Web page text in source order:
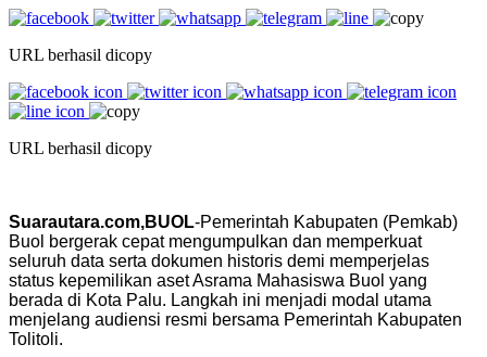
URL berhasil dicopy
URL berhasil dicopy
Suarautara.com,BUOL-Pemerintah Kabupaten (Pemkab)
Buol bergerak cepat mengumpulkan dan memperkuat
seluruh data serta dokumen historis demi memperjelas
status kepemilikan aset Asrama Mahasiswa Buol yang
berada di Kota Palu. Langkah ini menjadi modal utama
menjelang audiensi resmi bersama Pemerintah Kabupaten
Tolitoli.